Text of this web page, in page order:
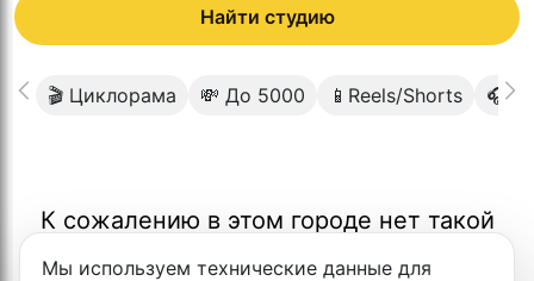
Найти студию
🎬 Циклорама 💸 До 5000 📱Reels/Shorts 🎧
К сожалению в этом городе нет такой
Мы используем технические данные для